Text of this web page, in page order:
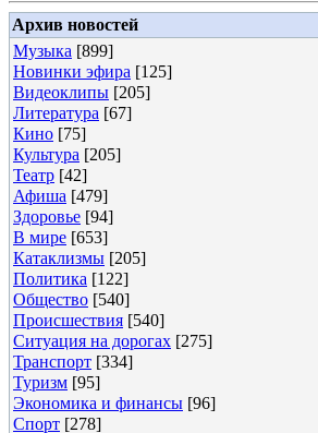
Архив новостей
Музыка [899]
Новинки эфира [125]
Видеоклипы [205]
Литература [67]
Кино [75]
Культура [205]
Театр [42]
Афиша [479]
Здоровье [94]
В мире [653]
Катаклизмы [205]
Политика [122]
Общество [540]
Происшествия [540]
Ситуация на дорогах [275]
Транспорт [334]
Туризм [95]
Экономика и финансы [96]
Спорт [278]